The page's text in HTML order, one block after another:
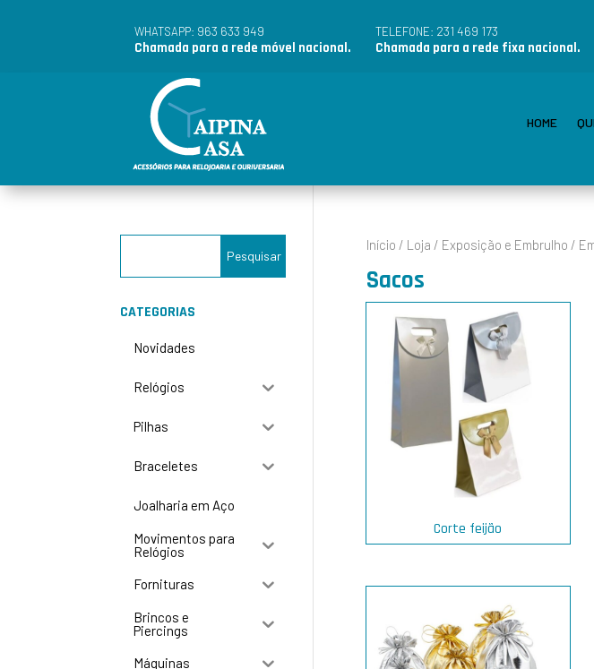
WHATSAPP: 963 633 949
Chamada para a rede móvel nacional.
TELEFONE: 231 469 173
Chamada para a rede fixa nacional.
HOME
Início / Loja / Exposição e Embrulho /
Sacos
Corte feijão
CATEGORIAS
Novidades
Relógios
Pilhas
Braceletes
Joalharia em Aço
Movimentos para
Relógios
Fornituras
Brincos e
Piercings
Máquinas